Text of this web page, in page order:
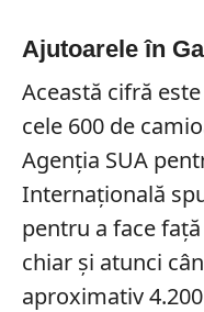
Ajutoarele în
Această cifră
cele 600 de
Agenția SUA
Internațională
pentru a face
chiar și atunci
aproximativ